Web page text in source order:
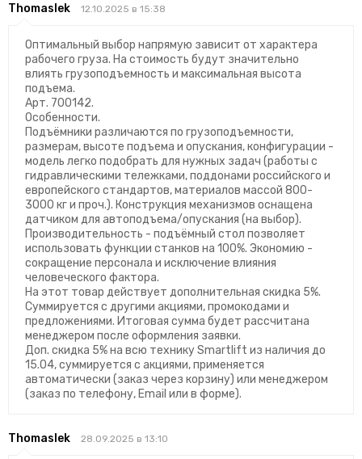
Thomaslek 12.10.2025 в 15:38
Оптимальный выбор напрямую зависит от характера
рабочего груза. На стоимость будут значительно
влиять грузоподъемность и максимальная высота
подъема.
Арт. 700142.
Особенности.
Подъёмники различаются по грузоподъемности,
размерам, высоте подъема и опускания, конфигурации -
модель легко подобрать для нужных задач (работы с
гидравлическими тележками, поддонами российского и
европейского стандартов, материалов массой 800-
3000 кг и проч.). Конструкция механизмов оснащена
датчиком для автоподъема/опускания (на выбор).
Производительность - подъёмный стол позволяет
использовать функции станков на 100%. Экономию -
сокращение персонала и исключение влияния
человеческого фактора.
На этот товар действует дополнительная скидка 5%.
Суммируется с другими акциями, промокодами и
предложениями. Итоговая сумма будет рассчитана
менеджером после оформления заявки.
Доп. скидка 5% на всю технику Smartlift из наличия до
15.04, суммируется с акциями, применяется
автоматически (заказ через корзину) или менеджером
(заказ по телефону, Email или в форме).
Thomaslek 28.09.2025 в 13:10